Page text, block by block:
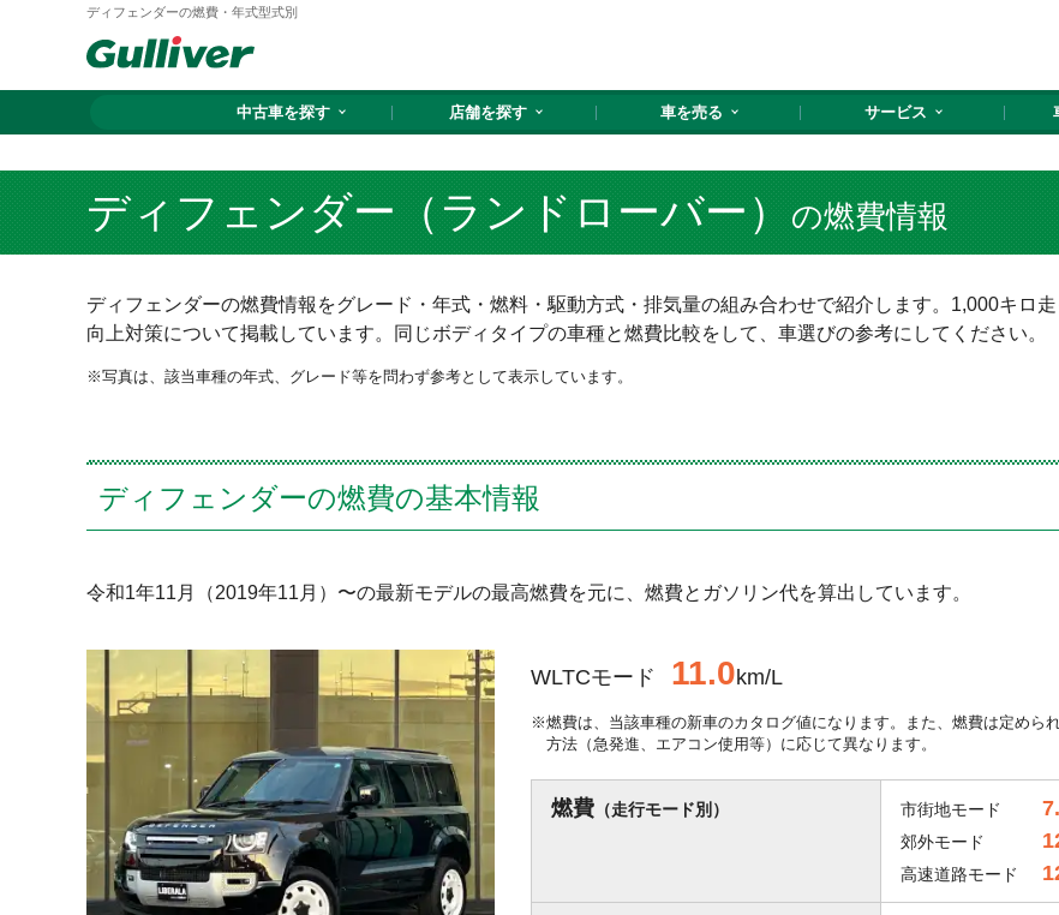
ディフェンダーの燃費・年式型式別
中古車を探す 店舗を探す 車を売る サービス
ディフェンダー（ランドローバー）の燃費情報
ディフェンダーの燃費情報をグレード・年式・燃料・駆動方式・排気量の組み合わせで紹介します。1,000キロ
向上対策について掲載しています。同じボディタイプの車種と燃費比較をして、車選びの参考にしてください。
写真は、該当車種の年式、グレード等を問わず参考として表示しています。
ディフェンダーの燃費の基本情報
令和1年11月（2019年11月）〜の最新モデルの最高燃費を元に、燃費とガソリン代を算出しています。
WLTCモード 11.0km/L
燃費は、当該車種の新車のカタログ値になります。また、燃費は定め
方法（急発進、エアコン使用等）に応じて異なります。
燃費 （走行モード別） 市街地モード
郊外モード
高速道路モード